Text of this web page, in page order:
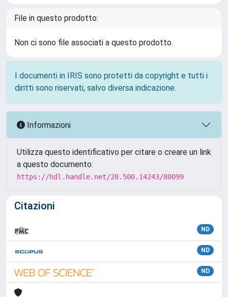
File in questo prodotto:
Non ci sono file associati a questo prodotto.
I documenti in IRIS sono protetti da copyright e tutti i
diritti sono riservati, salvo diversa indicazione.
Informazioni
Utilizza questo identificativo per citare o creare un link
a questo documento:
https://hdl.handle.net/20.500.14243/80099
Citazioni
ND
ND
ND